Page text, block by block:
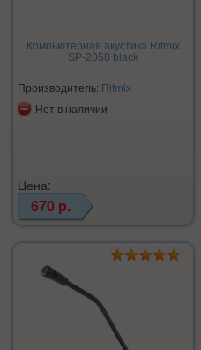
Компьютерная акустика Ritmix
SP-2058 black
Производитель: Ritmix
Нет в наличии
Цена:
670 р.